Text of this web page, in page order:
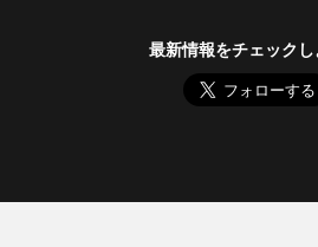
最新情報をチェックし